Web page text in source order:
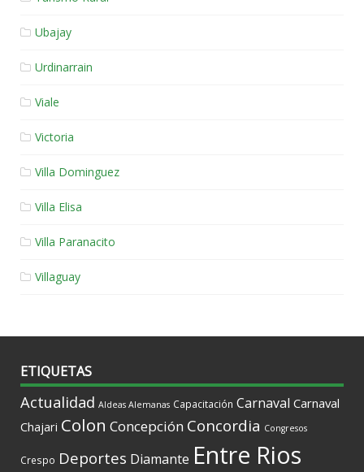
Ubajay
Urdinarrain
Viale
Victoria
Villa Dominguez
Villa Elisa
Villa Paranacito
Villaguay
ETIQUETAS
Actualidad Aldeas Alemanas Capacitación Carnaval Carnaval
Chajari Colon Concepción Concordia Congresos
Crespo Deportes Diamante Entre Rios